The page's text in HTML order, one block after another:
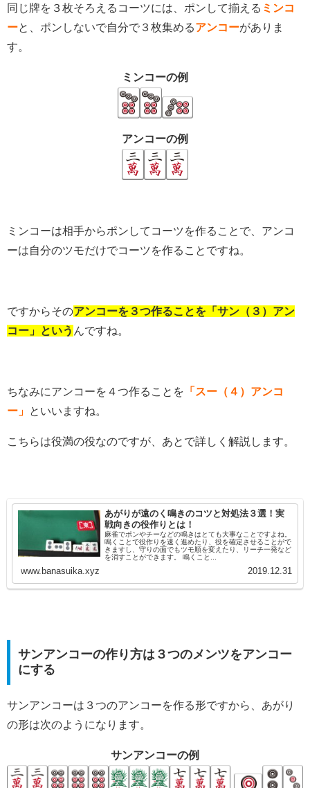
同じ牌を３枚そろえるコーツには、ポンして揃える ミンコ
ーと、ポンしないで自分で３枚集めるアンコーがありま
す。
ミンコーの例
アンコーの例
ミンコーは相手からポンしてコーツを作ることで、アンコ
ーは自分のツモだけでコーツを作ることですね。
ですからそのアンコーを３つ作ることを「サン（３）アン
コー」という んですね。
ちなみにアンコーを４つ作ることを 「スー（４）アンコ
ー」 といいますね。
こちらは役満の役なのですが、あとで詳しく解説します。
あがりが遠のく鳴きのコツと対処法３選！実
戦向きの役作りとは！
麻雀でポンやチーなどの鳴きはとても大事なことですよね。
鳴くことで役作りを速く進めたり、役を確定させることがで
きますし、守りの面でもツモ順を変えたり、リーチ一発など
を消すことができます。 鳴くこと...
www.banasuika.xyz 2019.12.31
サンアンコーの作り方は３つのメンツをアンコー
にする
サンアンコーは３つのアンコーを作る形ですから、あがり
の形は次のようになります。
サンアンコーの例